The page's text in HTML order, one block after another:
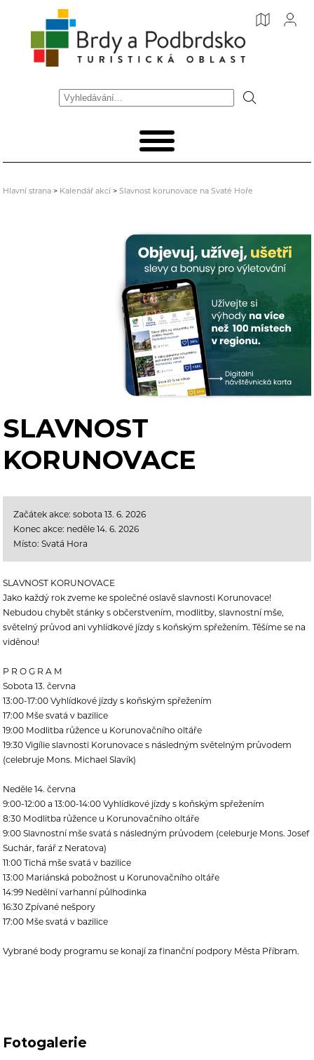
Hlavní strana > Kalendář akcí >Slavnost korunovace na Svaté Hoře
SLAVNOST
KORUNOVACE
Začátek akce: sobota 13. 6. 2026
Konec akce: neděle 14. 6. 2026
Místo: Svatá Hora
SLAVNOST KORUNOVACE
Jako každý rok zveme ke společné oslavě slavnosti Korunovace!
Nebudou chybět stánky s občerstvením, modlitby, slavnostní mše,
světelný průvod ani vyhlídkové jízdy s koňským spřežením. Těšíme se na
viděnou!
P R O G R A M
Sobota 13. června
13:00-17:00 Vyhlídkové jízdy s koňským spřežením
17:00 Mše svatá v bazilice
19:00 Modlitba růžence u Korunovačního oltáře
19:30 Vigílie slavnosti Korunovace s následným světelným průvodem
(celebruje Mons. Michael Slavík)
Neděle 14. června
9:00-12:00 a 13:00-14:00 Vyhlídkové jízdy s koňským spřežením
8:30 Modlitba růžence u Korunovačního oltáře
9:00 Slavnostní mše svatá s následným průvodem (celeburje Mons. Josef
Suchár, farář z Neratova)
11:00 Tichá mše svatá v bazilice
13:00 Mariánská pobožnost u Korunovačního oltáře
14:99 Nedělní varhanní půlhodinka
16:30 Zpívané nešpory
17:00 Mše svatá v bazilice
Vybrané body programu se konají za finanční podpory Města Příbram.
Fotogalerie